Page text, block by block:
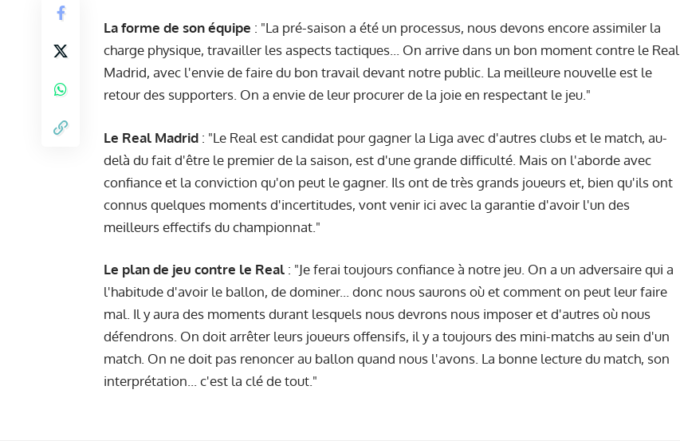
La forme de son équipe : "La pré-saison a été un processus, nous devons encore assimiler la
charge physique, travailler les aspects tactiques... On arrive dans un bon moment contre le Real
Madrid, avec l'envie de faire du bon travail devant notre public. La meilleure nouvelle est le
retour des supporters. On a envie de leur procurer de la joie en respectant le jeu."
Le Real Madrid : "Le Real est candidat pour gagner la Liga avec d'autres clubs et le match, au-
delà du fait d'être le premier de la saison, est d'une grande difficulté. Mais on l'aborde avec
confiance et la conviction qu'on peut le gagner. Ils ont de très grands joueurs et, bien qu'ils ont
connus quelques moments d'incertitudes, vont venir ici avec la garantie d'avoir l'un des
meilleurs effectifs du championnat."
Le plan de jeu contre le Real : "Je ferai toujours confiance à notre jeu. On a un adversaire qui a
l'habitude d'avoir le ballon, de dominer... donc nous saurons où et comment on peut leur faire
mal. Il y aura des moments durant lesquels nous devrons nous imposer et d'autres où nous
défendrons. On doit arrêter leurs joueurs offensifs, il y a toujours des mini-matchs au sein d'un
match. On ne doit pas renoncer au ballon quand nous l'avons. La bonne lecture du match, son
interprétation... c'est la clé de tout."